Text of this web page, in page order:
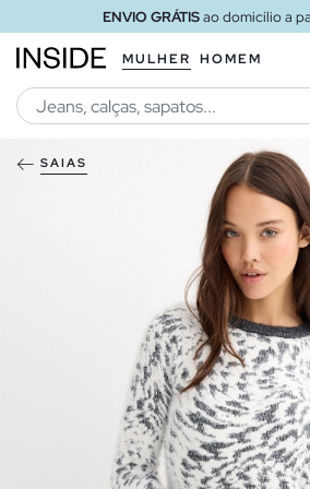
ENVIO GRÁTISao domicílio a
MULHER HOMEM
SAIAS